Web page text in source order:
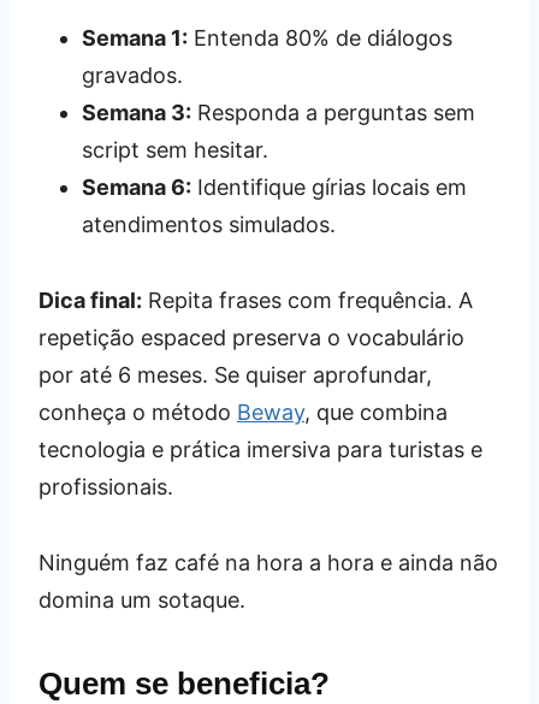
Semana 1: Entenda 80% de diálogos
gravados.
Semana 3: Responda a perguntas sem
script sem hesitar.
Semana 6: Identifique gírias locais em
atendimentos simulados.
Dica final: Repita frases com frequência. A
repetição espaced preserva o vocabulário
por até 6 meses. Se quiser aprofundar,
conheça o método Beway, que combina
tecnologia e prática imersiva para turistas e
profissionais.
Ninguém faz café na hora a hora e ainda não
domina um sotaque.
Quem se beneficia?